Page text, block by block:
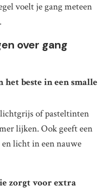
voelt je gang meteen
over gang
beste in een smalle
of pasteltinten
lijken. Ook geeft een
licht in een nauwe
zorgt voor extra